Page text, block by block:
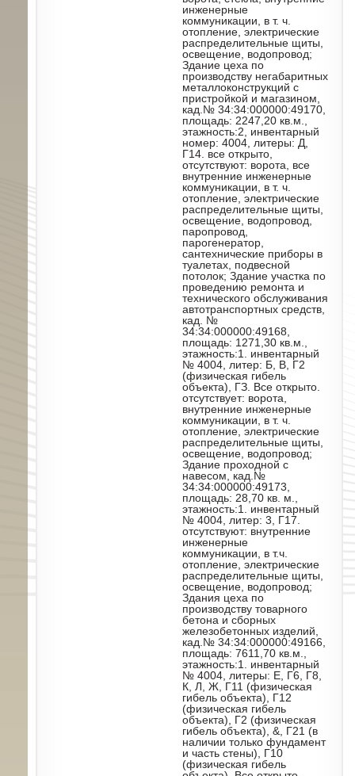
инженерные
коммуникации, в т. ч.
отопление, электрические
распределительные щиты,
освещение, водопровод;
Здание цеха по
производству негабаритных
металлоконструкций с
пристройкой и магазином,
кад.№ 34:34:000000:49170,
площадь: 2247,20 кв.м.,
этажность:2, инвентарный
номер: 4004, литеры: Д,
Г14. все открыто,
отсутствуют: ворота, все
внутренние инженерные
коммуникации, в т. ч.
отопление, электрические
распределительные щиты,
освещение, водопровод,
паропровод,
парогенератор,
сантехнические приборы в
туалетах, подвесной
потолок; Здание участка по
проведению ремонта и
технического обслуживания
автотранспортных средств,
кад. №
34:34:000000:49168,
площадь: 1271,30 кв.м.,
этажность:1. инвентарный
№ 4004, литер: Б, В, Г2
(физическая гибель
объекта), ГЗ. Все открыто.
отсутствует: ворота,
внутренние инженерные
коммуникации, в т. ч.
отопление, электрические
распределительные щиты,
освещение, водопровод;
Здание проходной с
навесом, кад.№
34:34:000000:49173,
площадь: 28,70 кв. м.,
этажность:1. инвентарный
№ 4004, литер: 3, Г17.
отсутствуют: внутренние
инженерные
коммуникации, в т.ч.
отопление, электрические
распределительные щиты,
освещение, водопровод;
Здания цеха по
производству товарного
бетона и сборных
железобетонных изделий,
кад.№ 34:34:000000:49166,
площадь: 7611,70 кв.м.,
этажность:1. инвентарный
№ 4004, литеры: Е, Г6, Г8,
К, Л, Ж, Г11 (физическая
гибель объекта), Г12
(физическая гибель
объекта), Г2 (физическая
гибель объекта), &, Г21 (в
наличии только фундамент
и часть стены), Г10
(физическая гибель